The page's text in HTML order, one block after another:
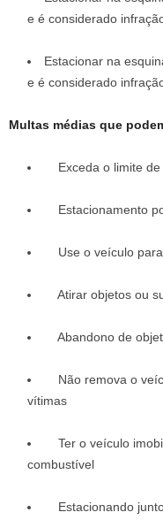
e é considerado
Estacionar na
e é considerado
Multas médias que
Exceda o limite de
Estacionamento
Use o veículo para
Atirar objetos ou
Abandono de
Não remova o
vítimas
Ter o veículo
combustível
Estacionando